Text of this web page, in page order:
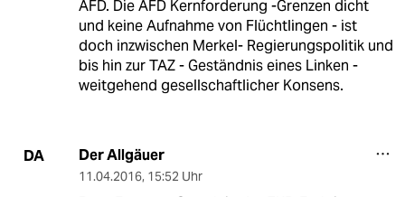
AFD. Die AFD Kernforderung -Grenzen dicht
und keine Aufnahme von Flüchtlingen - ist
doch inzwischen Merkel- Regierungspolitik und
bis hin zur TAZ - Geständnis eines Linken -
weitgehend gesellschaftlicher Konsens.
DA Der Allgäuer
11.04.2016, 15:52 Uhr